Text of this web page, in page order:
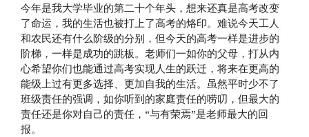
今年是我大学毕业的第二十个年头，想来还真是高考改变
了命运，我的生活也被打上了高考的烙印。难说今天工人
和农民还有什么阶级的分别，但今天的高考一样是进步的
阶梯，一样是成功的跳板。老师们一如你的父母，打从内
心希望你们也能通过高考实现人生的跃迁，将来在更高的
能级上过有更多选择、更加自我的生活。虽然平时少不了
班级责任的强调，如你听到的家庭责任的唠叨，但最大的
责任还是你对自己的责任，“与有荣焉”是老师最大的回
报。